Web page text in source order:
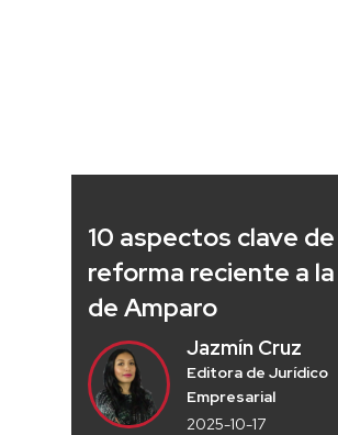
10 aspectos clave de
reforma reciente a
de Amparo
Jazmín Cruz
Editora de Jurídico
Empresarial
2025-10-17